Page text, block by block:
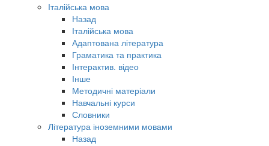
Італійська мова
Назад
Італійська мова
Адаптована література
Граматика та практика
Інтерактив. відео
Інше
Методичні матеріали
Навчальні курси
Словники
Література іноземними мовами
Назад